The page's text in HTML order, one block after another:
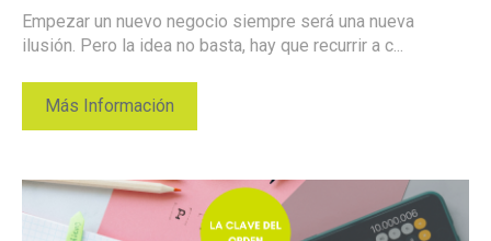
Empezar un nuevo negocio siempre será una nueva
ilusión. Pero la idea no basta, hay que recurrir a c...
Más Información